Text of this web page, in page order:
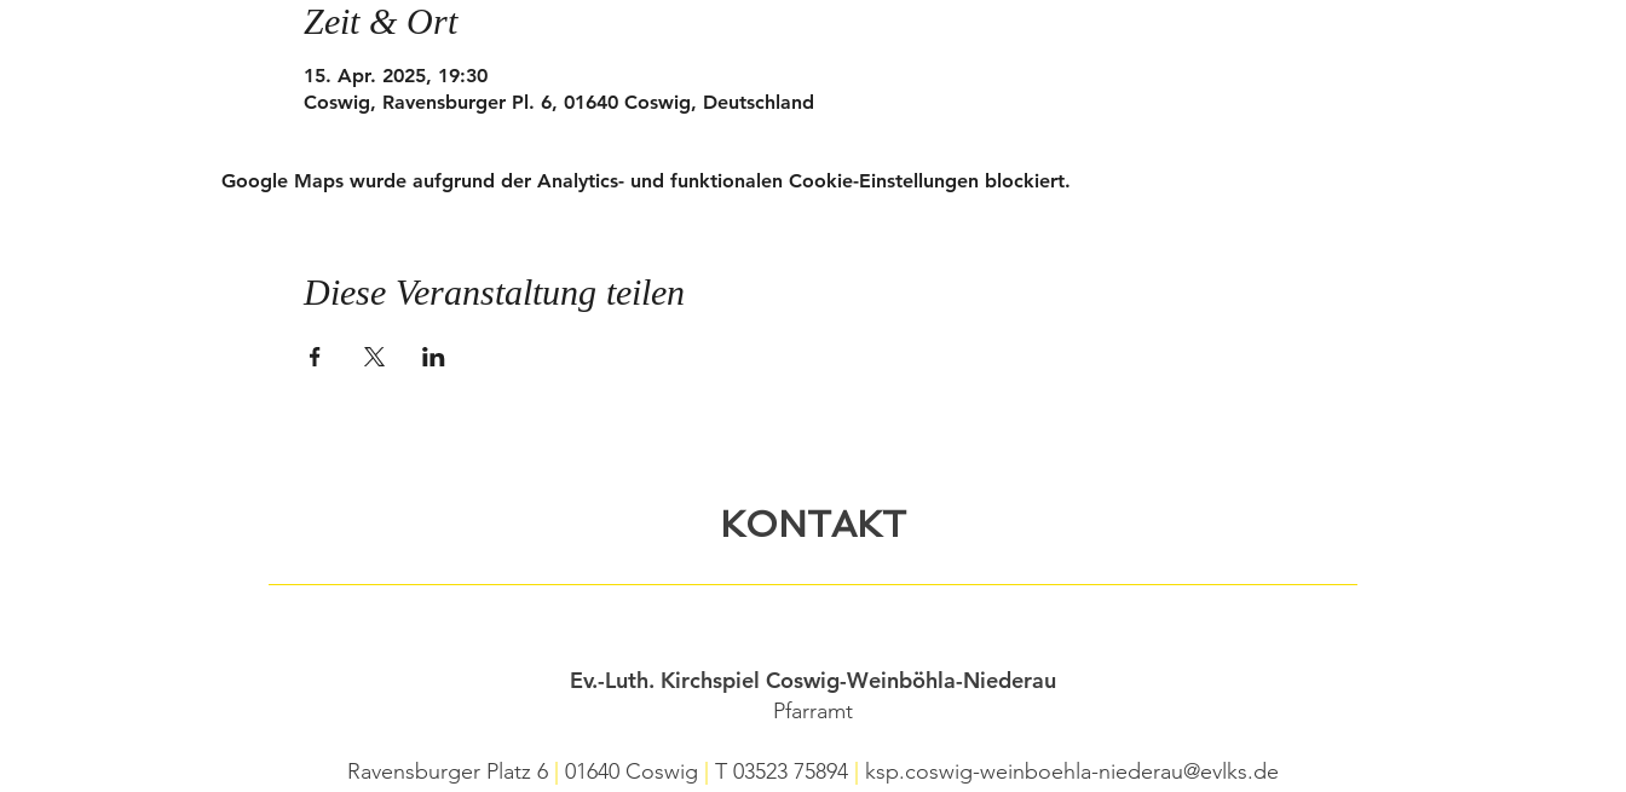
Zeit & Ort
15. Apr. 2025, 19:30
Coswig, Ravensburger Pl. 6, 01640 Coswig, Deutschland
Google Maps wurde aufgrund der Analytics- und funktionalen Cookie-Einstellungen blockiert.
Diese Veranstaltung teilen
KONTAKT
Ev.-Luth. Kirchspiel Coswig-Weinböhla-Niederau
Pfarramt
Ravensburger Platz 6 01640 Coswig T 03523 75894 ksp.coswig-weinboehla-niederau@evlks.de